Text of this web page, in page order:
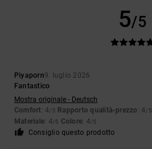
5/5
Piyaporn9. luglio 2026
Fantastico
Mostra originale - Deutsch
Comfort: 4/5 Rapporto qualità-prezzo : 4/5
Materiale: 4/5 Colore: 4/5
Consiglio questo prodotto